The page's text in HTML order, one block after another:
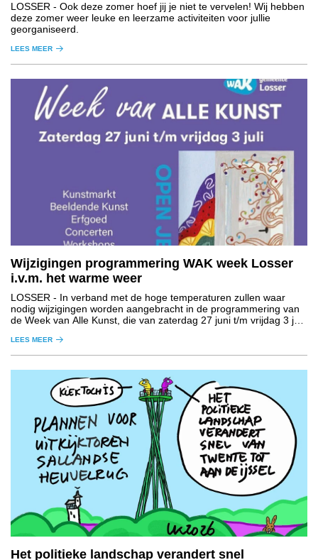
LOSSER - Ook deze zomer hoef jij je niet te vervelen! Wij hebben
deze zomer weer leuke en leerzame activiteiten voor jullie
georganiseerd.
LEES MEER
Wijzigingen programmering WAK week Losser
i.v.m. het warme weer
LOSSER - In verband met de hoge temperaturen zullen waar
nodig wijzigingen worden aangebracht in de programmering van
de Week van Alle Kunst, die van zaterdag 27 juni t/m vrijdag 3 juli
LEES MEER
Het politieke landschap verandert snel